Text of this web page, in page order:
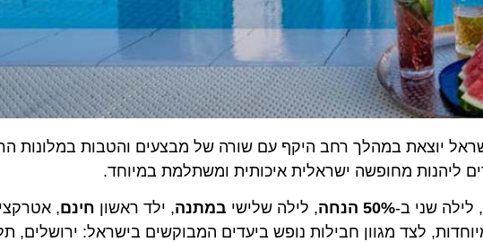
יוצאת במהלך רחב היקף עם שורה של מבצעים והטבות במלונות הרשת
מחופשה ישראלית איכותית ומשתלמת במיוחד.
שני ב-50% הנחה , לילה שלישיבמתנה, ילד ראשוןחינם, אטרקציות
לצד מגוון חבילות נופש ביעדים המבוקשים בישראל: ירושלים, תל